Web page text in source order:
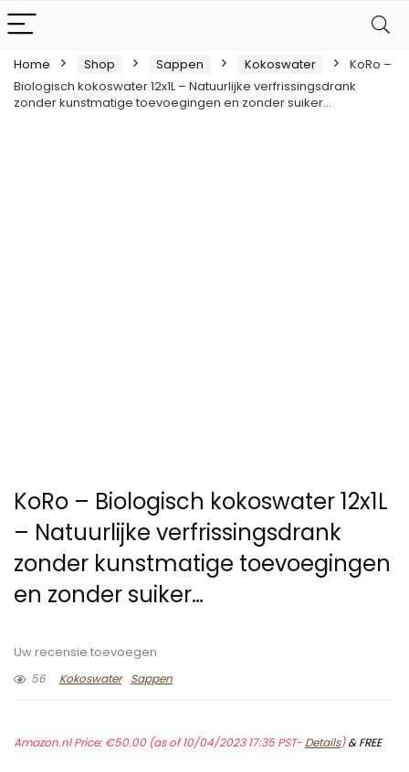
Home Shop Sappen Kokoswater
KoRo –
Biologisch kokoswater 12x1L – Natuurlijke verfrissingsdrank
zonder kunstmatige toevoegingen en zonder suiker…
KoRo – Biologisch kokoswater 12x1L
– Natuurlijke verfrissingsdrank
zonder kunstmatige toevoegingen
en zonder suiker…
Uw recensie toevoegen
56
Kokoswater Sappen
Amazon.nl Price:€50.00(as of 10/04/2023 17:35 PST- Details)&FREE